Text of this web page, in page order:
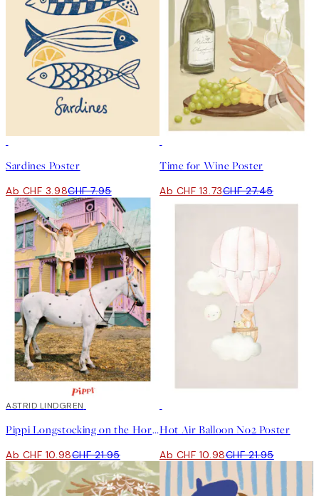
Sardines Poster
Ab CHF 3.98CHF 7.95
Time for Wine Poster
Ab CHF 13.73CHF 27.45
50%*
ASTRID LINDGREN
Pippi Longstocking on the Horse Poster
Ab CHF 10.98CHF 21.95
Hot Air Balloon No2 Poster
Ab CHF 10.98CHF 21.95